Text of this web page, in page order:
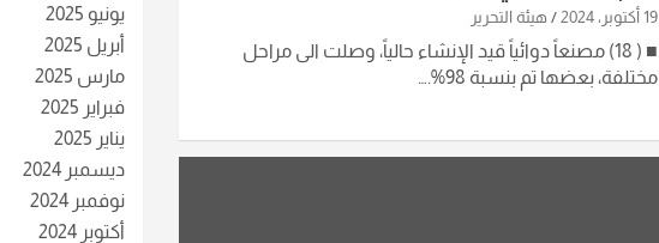
19 أكتوبر، 2024 هيئة التحرير
‏■ ( 18) مصنعاً دوائياً قيد الإنشاء حالياً، وصلت الى مراحل
مختلفة، بعضها تم بنسبة 98%.…
يونيو 2025
أبريل 2025
مارس 2025
فبراير 2025
يناير 2025
ديسمبر 2024
نوفمبر 2024
أكتوبر 2024